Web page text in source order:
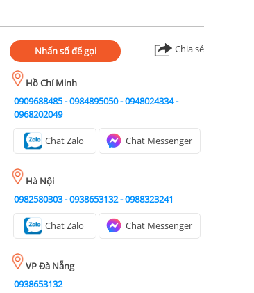
Nhấn số để gọi Chia sẻ
Hồ Chí Minh
0909688485-0984895050-0948024334-
0968202049
Chat Zalo Chat Messenger
Hà Nội
0982580303-0938653132-0988323241
Chat Zalo Chat Messenger
VP Đà Nẵng
0938653132